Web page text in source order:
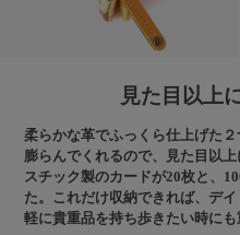
見た目以上
柔らかな革でふっくら仕上げた
膨らんでくれるので、見た目以
スチック製のカードが20枚と、
た。これだけ収納できれば、デ
軽に貴重品を持ち歩きたい時にも